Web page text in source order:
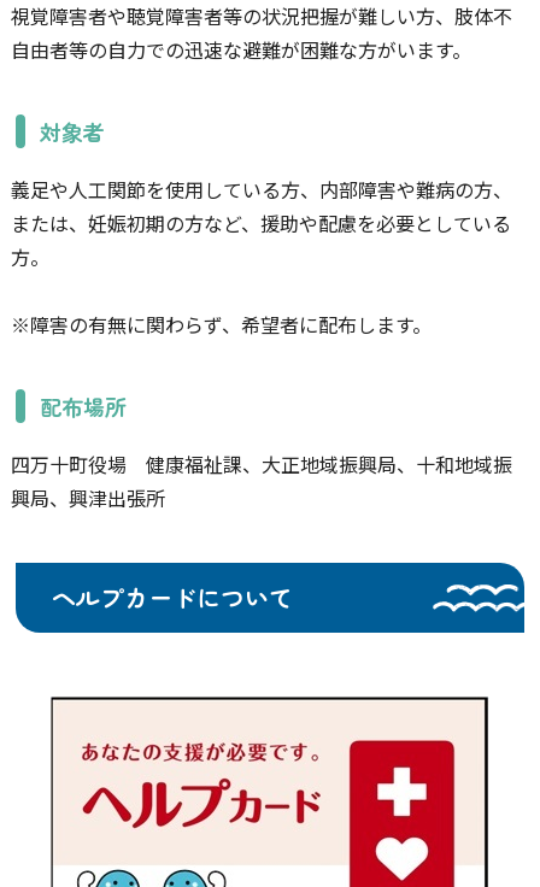
視覚障害者や聴覚障害者等の状況把握が難しい方、肢体不
自由者等の自力での迅速な避難が困難な方がいます。
対象者
義足や人工関節を使用している方、内部障害や難病の方、
または、妊娠初期の方など、援助や配慮を必要としている
方。
※障害の有無に関わらず、希望者に配布します。
配布場所
四万十町役場 健康福祉課、大正地域振興局、十和地域振
興局、興津出張所
ヘルプカードについて